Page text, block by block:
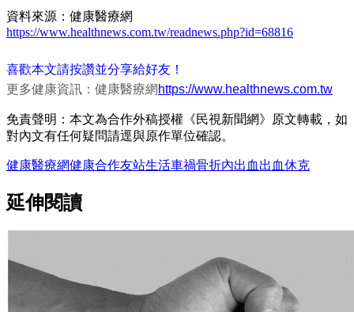
資料來源：健康醫療網
https://www.healthnews.com.tw/readnews.php?id=68816
喜歡本文請按讚並分享給好友！
更多健康資訊：健康醫療網 https://www.healthnews.com.tw
免責聲明：本文為合作外稿授權《民視新聞網》原文轉載，如
對內文有任何疑問請逕與原作單位確認。
健康醫療網健康合作友站生活車禍骨折內出血 出血休克
延伸閱讀